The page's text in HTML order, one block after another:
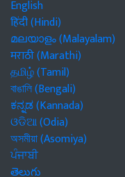
English
हिंदी (Hindi)
മലയാളം (Malayalam)
मराठी (Marathi)
தமிழ் (Tamil)
বাঙালি (Bengali)
ಕನ್ನಡ (Kannada)
ଓଡିଆ (Odia)
অসমীয়া (Asomiya)
ਪੰਜਾਬੀ
తెలుగు